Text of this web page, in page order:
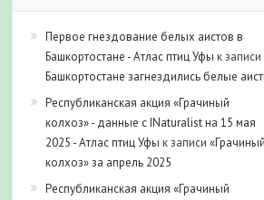
Первое гнездование белых аистов в
Башкортостане - Атлас птиц Уфы к записи
Башкортостане загнездились белые
Республиканская акция «Грачиный
колхоз» - данные с INaturalist на 15 мая
2025 - Атлас птиц Уфы к записи «Грачиный
колхоз» за апрель 2025
Республиканская акция «Грачиный